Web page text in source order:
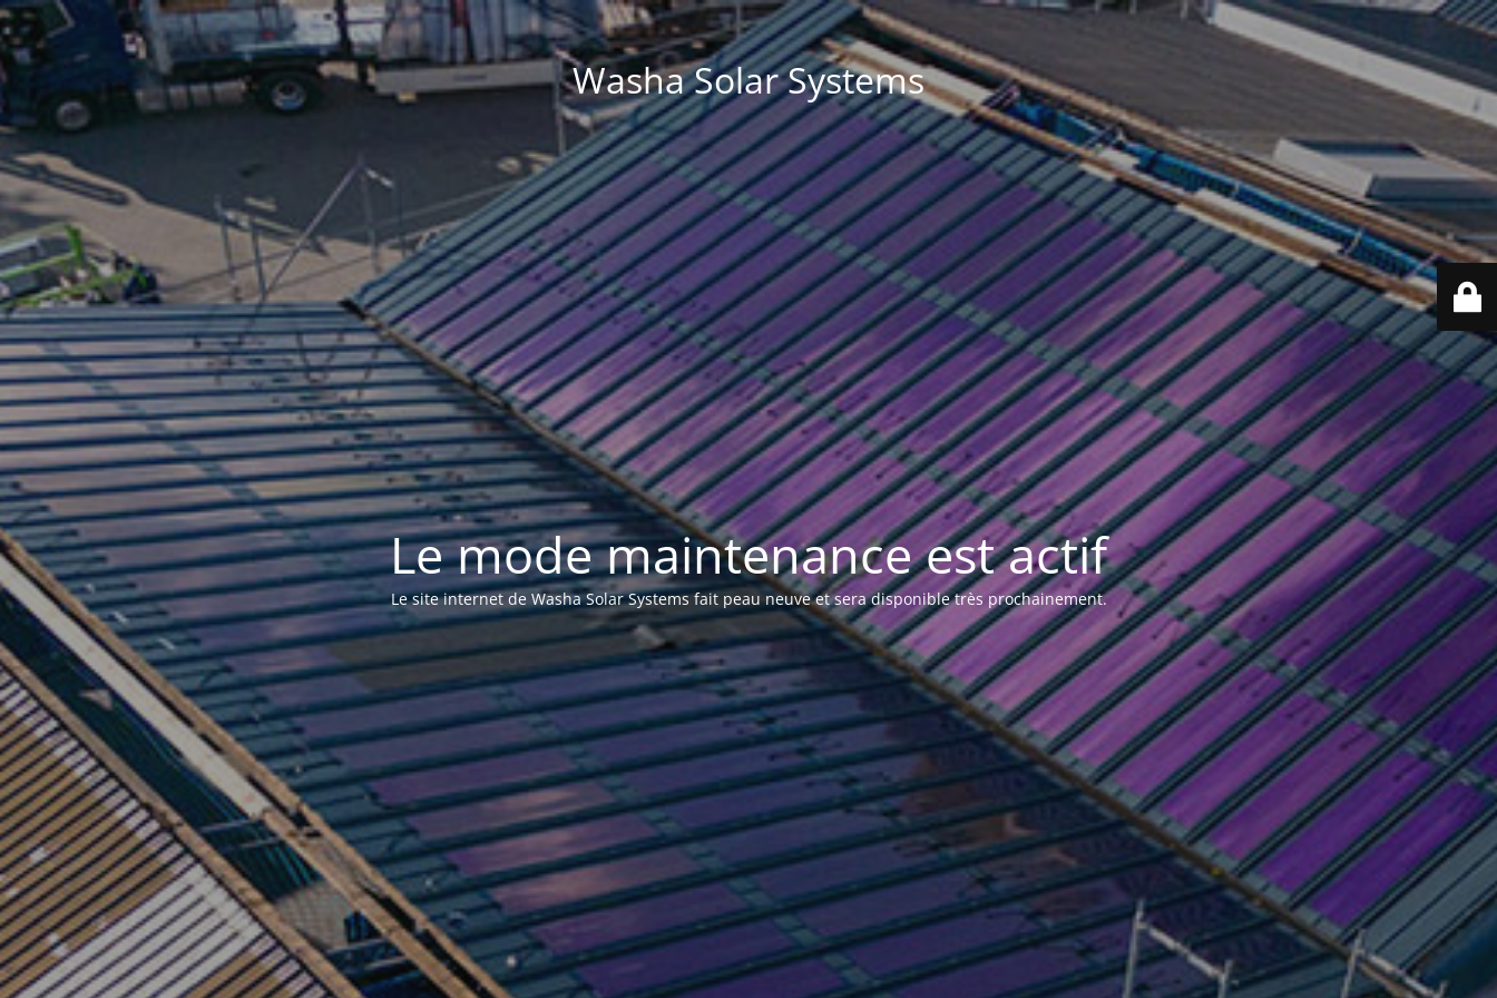
Washa Solar Systems
Le mode maintenance est actif
Le site internet de Washa Solar Systems fait peau neuve et sera disponible très prochainement.